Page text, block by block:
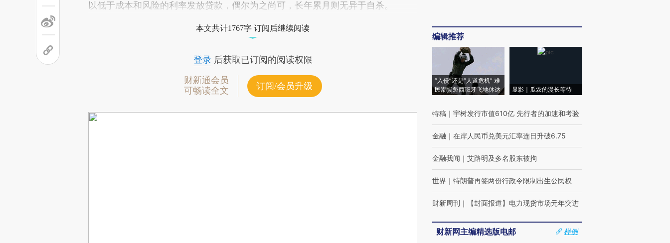
以低于成本和风险的利率发放贷款，偶尔为之尚可，长年累月则无异于自杀。
本文共计1767字 订阅后继续阅读
登录后获取已订阅的阅读权限
财新通会员
可畅读全文
订阅/会员升级
编辑推荐
“入侵”还是“人道危机” 难
民潮撕裂西班牙飞地休达
显影｜瓜农的漫长等待
特稿 ｜ 宇树发行市值610亿 先行者的加速和考验
金融 ｜ 在岸人民币兑美元汇率连日升破6.75
金融我闻 ｜ 艾路明及多名股东被拘
世界 ｜ 特朗普再签两份行政令限制出生公民权
财新周刊 ｜ 【封面报道】电力现货市场元年突进
财新网主编精选版电邮
样例